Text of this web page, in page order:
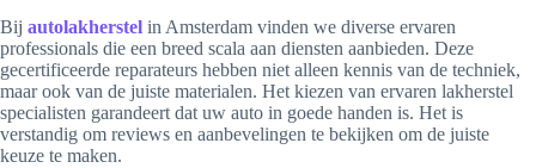
Bij autolakherstel in Amsterdam vinden we diverse ervaren
professionals die een breed scala aan diensten aanbieden. Deze
gecertificeerde reparateurs hebben niet alleen kennis van de techniek,
maar ook van de juiste materialen. Het kiezen van ervaren lakherstel
specialisten garandeert dat uw auto in goede handen is. Het is
verstandig om reviews en aanbevelingen te bekijken om de juiste
keuze te maken.